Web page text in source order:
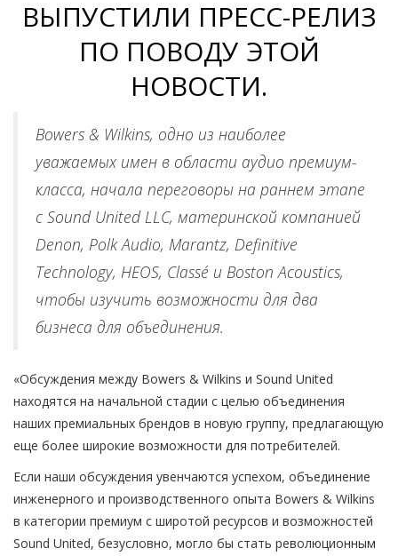
ВЫПУСТИЛИ ПРЕСС-РЕЛИЗ
ПО ПОВОДУ ЭТОЙ
НОВОСТИ.
Bowers & Wilkins, одно из наиболее
уважаемых имен в области аудио премиум-
класса, начала переговоры на раннем этапе
с Sound United LLC, материнской компанией
Denon, Polk Audio, Marantz, Definitive
Technology, HEOS, Classé и Boston Acoustics,
чтобы изучить возможности для два
бизнеса для объединения.
«Обсуждения между Bowers & Wilkins и Sound United
находятся на начальной стадии с целью объединения
наших премиальных брендов в новую группу, предлагающую
еще более широкие возможности для потребителей.
Если наши обсуждения увенчаются успехом, объединение
инженерного и производственного опыта Bowers & Wilkins
в категории премиум с широтой ресурсов и возможностей
Sound United, безусловно, могло бы стать революционным